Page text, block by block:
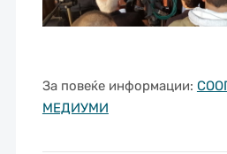
За повеќе информации:
МЕДИУМИ